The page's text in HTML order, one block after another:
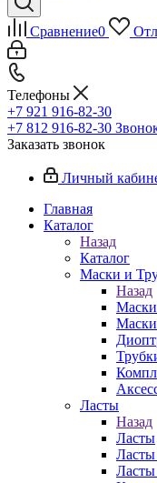
Сравнение0
Телефоны
+7 921 916-82-30
+7 812 916-82-30
Заказать звонок
Личный
Главная
Каталог
Назад
Каталог
Маски и
Назад
Маски
Ласты
Назад
Ласты
Ласты
Ласты